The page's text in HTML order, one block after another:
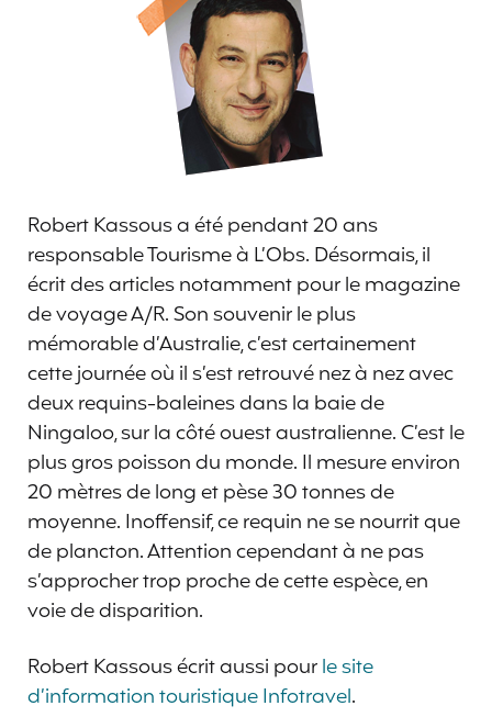
Robert Kassous a été pendant 20 ans
responsable Tourisme à L’Obs. Désormais, il
écrit des articles notamment pour le magazine
de voyage A/R. Son souvenir le plus
mémorable d’Australie, c’est certainement
cette journée où il s’est retrouvé nez à nez avec
deux requins-baleines dans la baie de
Ningaloo, sur la côté ouest australienne. C’est le
plus gros poisson du monde. Il mesure environ
20 mètres de long et pèse 30 tonnes de
moyenne. Inoffensif, ce requin ne se nourrit que
de plancton. Attention cependant à ne pas
s’approcher trop proche de cette espèce, en
voie de disparition.
Robert Kassous écrit aussi pourle site
d’information touristique Infotravel.